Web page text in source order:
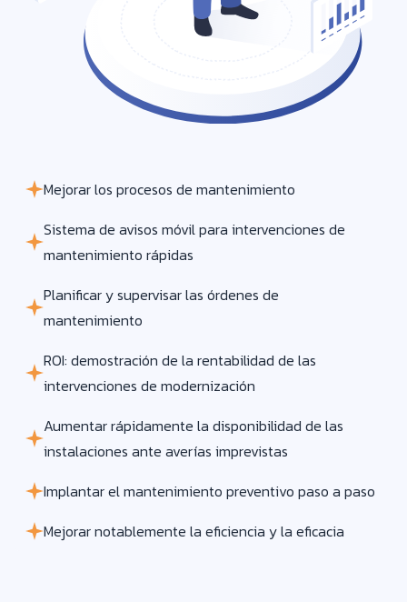
Mejorar los procesos de mantenimiento
Sistema de avisos móvil para intervenciones de
mantenimiento rápidas
Planificar y supervisar las órdenes de
mantenimiento
ROI: demostración de la rentabilidad de las
intervenciones de modernización
Aumentar rápidamente la disponibilidad de las
instalaciones ante averías imprevistas
Implantar el mantenimiento preventivo paso a paso
Mejorar notablemente la eficiencia y la eficacia